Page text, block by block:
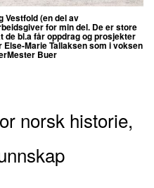
Vestfold (en del av
for min del. De er store
de bl.a får oppdrag og prosjekter
Marie Tallaksen som i voksen
Buer
norsk historie,